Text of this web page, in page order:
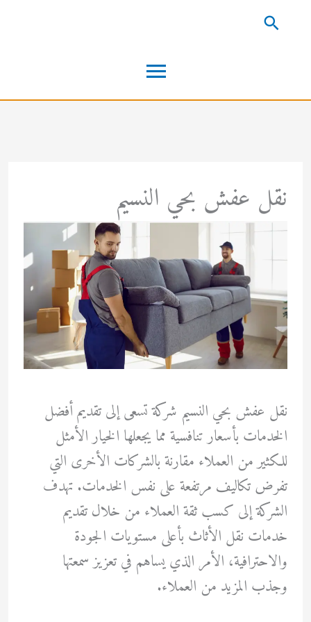
القائمة
الرئيسية
البحث
نقل عفش بحي النسيم
نقل عفش بحي النسيم شركة تسعى إلى تقديم أفضل
الخدمات بأسعار تنافسية مما يجعلها الخيار الأمثل
للكثير من العملاء مقارنة بالشركات الأخرى التي
تفرض تكاليف مرتفعة على نفس الخدمات. تهدف
الشركة إلى كسب ثقة العملاء من خلال تقديم
خدمات نقل الأثاث بأعلى مستويات الجودة
والاحترافية، الأمر الذي يساهم في تعزيز سمعتها
وجذب المزيد من العملاء.